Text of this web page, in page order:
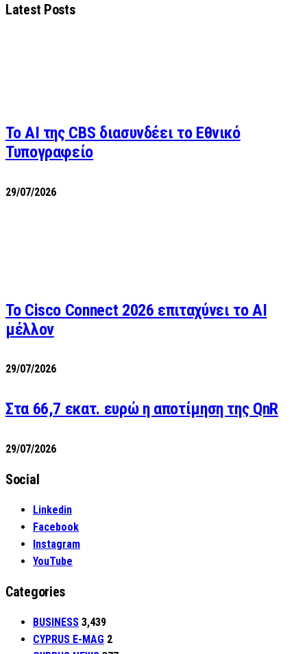
Latest Posts
Το AI της CBS διασυνδέει το Εθνικό
Τυπογραφείο
29/07/2026
Το Cisco Connect 2026 επιταχύνει το AI
μέλλον
29/07/2026
Στα 66,7 εκατ. ευρώ η αποτίμηση της QnR
29/07/2026
Social
Linkedin
Facebook
Instagram
YouTube
Categories
BUSINESS 3,439
CYPRUS E-MAG 2